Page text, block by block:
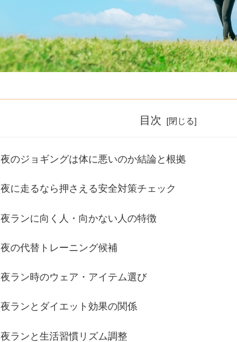
目次
夜のジョギングは体に悪いのか結論と根拠
夜に走るなら押さえる安全対策チェック
夜ランに向く人・向かない人の特徴
夜の代替トレーニング候補
夜ラン時のウェア・アイテム選び
夜ランとダイエット効果の関係
夜ランと生活習慣リズム調整